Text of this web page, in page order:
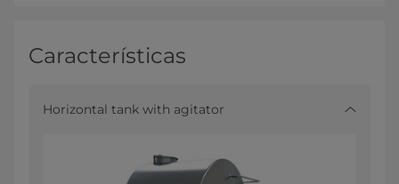
Características
Horizontal tank with agitator